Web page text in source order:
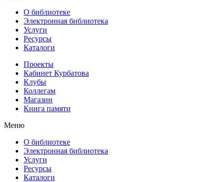
О библиотеке
Электронная библиотека
Услуги
Ресурсы
Каталоги
Проекты
Кабинет Курбатова
Клубы
Коллегам
Магазин
Книга памяти
Меню
О библиотеке
Электронная библиотека
Услуги
Ресурсы
Каталоги